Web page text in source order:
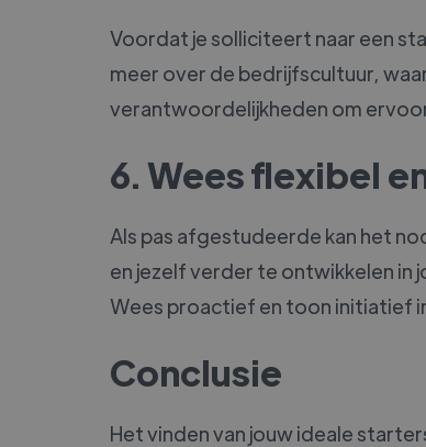
Voordat je solliciteert naar een
meer over de bedrijfscultuur,
verantwoordelijkheden om
6. Wees flexibel
Als pas afgestudeerde kan het
en jezelf verder te ontwikkelen in
Wees proactief en toon initiatief
Conclusie
Het vinden van jouw ideale